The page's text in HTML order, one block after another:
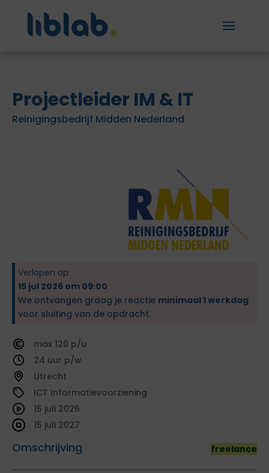
Projectleider IM & IT
Reinigingsbedrijf Midden Nederland
Verlopen op:
15 jul 2026 om 09:00
We ontvangen graag je reactie minimaal 1 werkdag
voor sluiting van de opdracht.
120
24
Utrecht
ICT Informatievoorziening
Omschrijving freelance
15 juli 2026
15 juli 2027